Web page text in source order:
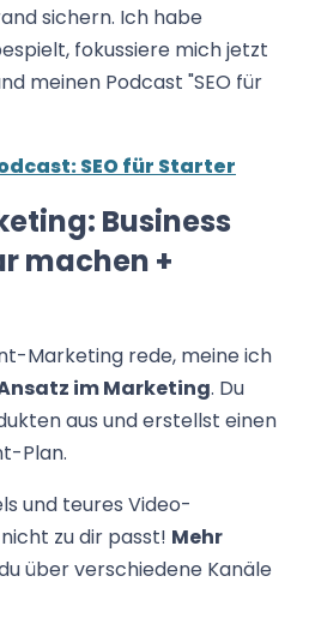
sichern. Ich habe
fokussiere mich jetzt
meinen Podcast "SEO für
SEO für Starter
Business
machen +
Marketing rede, meine ich
im Marketing. Du
aus und erstellst einen
Plan.
und teures Video-
zu dir passt! Mehr
über verschiedene Kanäle